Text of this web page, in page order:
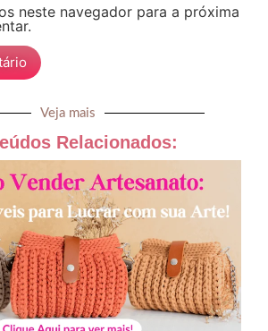
neste navegador para a próxima
Veja mais
Relacionados: